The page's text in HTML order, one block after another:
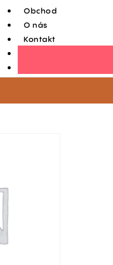
Obchod
O nás
Kontakt